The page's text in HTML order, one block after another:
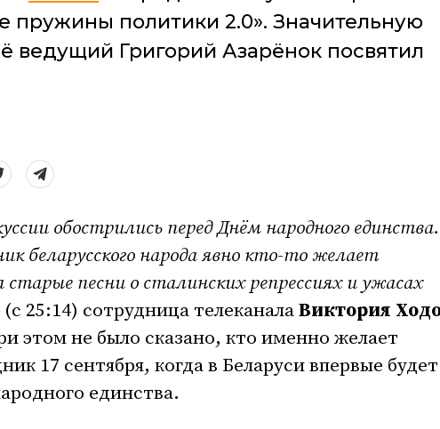
пружины политики 2.0». Значительную
ведущий Григорий Азарёнок посвятил
обострились перед Днём народного единства.
беларусского народа явно кто-то желает
песни о сталинских репрессиях и ужасах
(c 25:14) сотрудница телеканалаВиктория
этом не было сказано, кто именно желает
17 сентября, когда в Беларуси впервые будет
единства.